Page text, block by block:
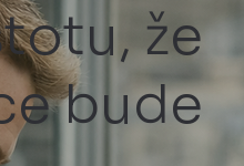
že
bude